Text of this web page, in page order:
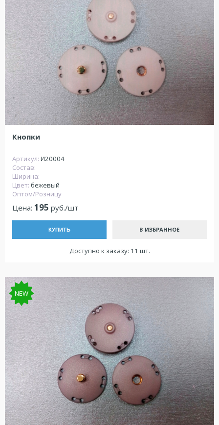
Кнопки
Артикул: И20004
Состав:
Ширина:
Цвет: бежевый
Оптом/Розницу
Цена: 195 руб./шт
КУПИТЬ В ИЗБРАННОЕ
Доступно к заказу: 11 шт.
NEW